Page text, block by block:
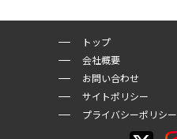
トップ
会社概要
お問い合わせ
サイトポリシー
プライバシーポリシー